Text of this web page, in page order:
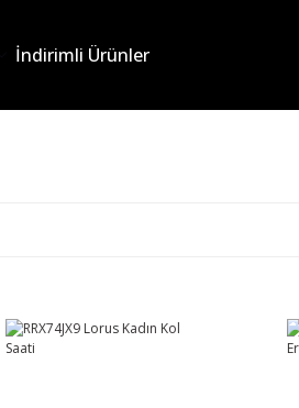
İndirimli Ürünler